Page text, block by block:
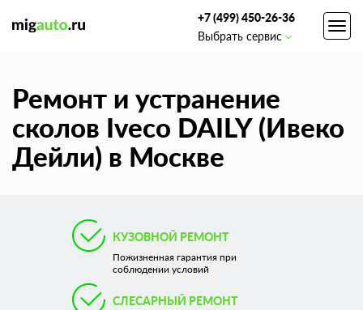
+7 (499) 450-26-36
Выбрать сервис
Ремонт и устранение
сколов Iveco DAILY (Ивеко
Дейли) в Москве
КУЗОВНОЙ РЕМОНТ
Пожизненная гарантия при
соблюдении условий
СЛЕСАРНЫЙ РЕМОНТ